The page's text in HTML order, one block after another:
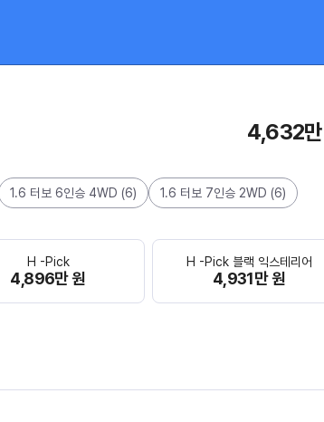
4,632
1.6 터보 6인승 4WD (6) 1.6 터보 7인승 2WD (6)
H -Pick
4,896만 원
H -Pick 블랙 익스테리어
4,931만 원